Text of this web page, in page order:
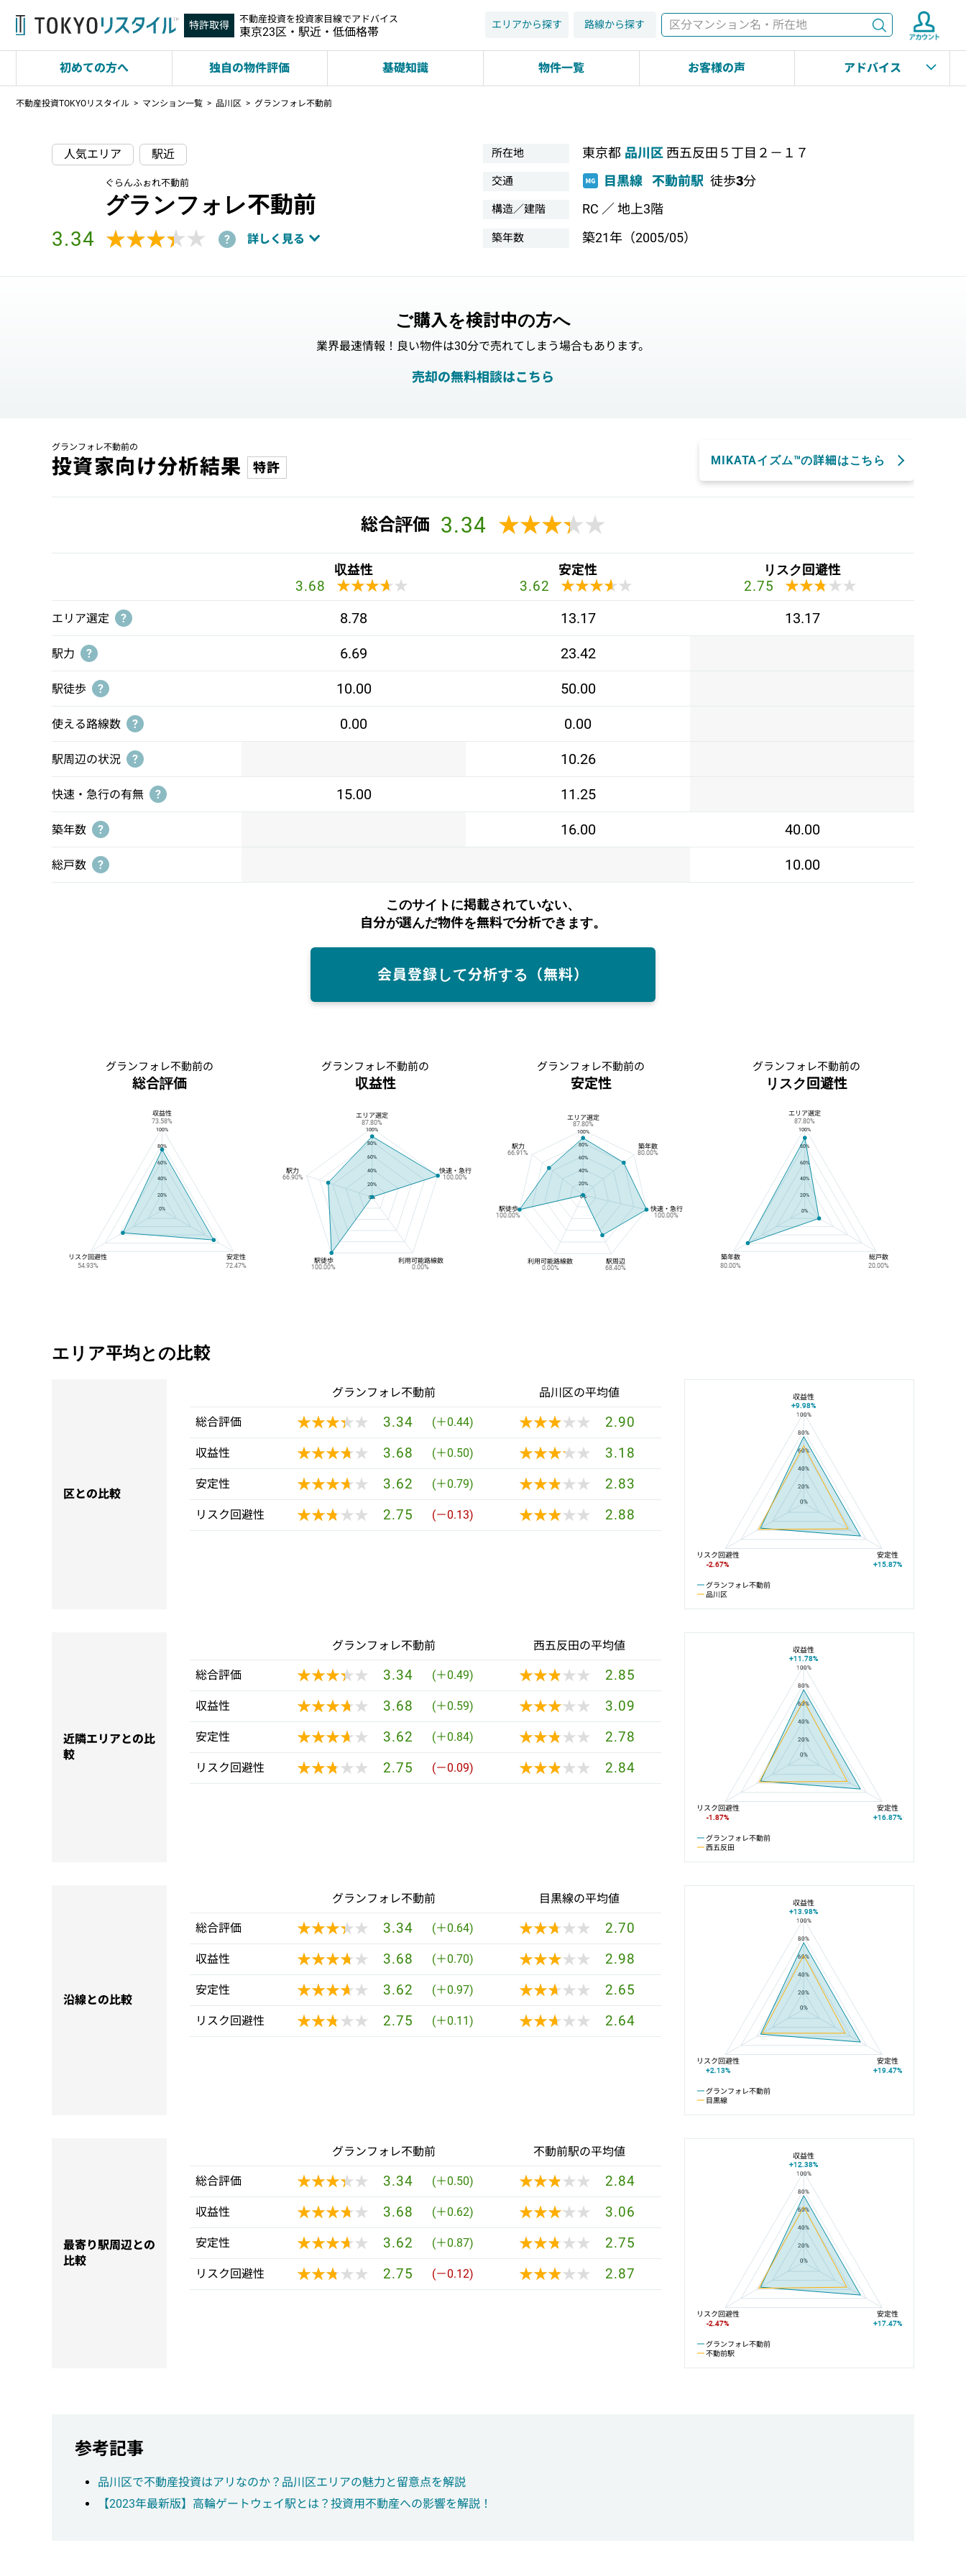
特許取得 不動産投資を投資家目線でアドバイス
東京23区・駅近・低価格帯
検索
エリアから探す 路線から探す
初めての方へ 独自の物件評価 基礎知識 物件一覧 お客様の声 アドバイス
不動産投資TOKYOリスタイル マンション一覧 品川区 グランフォレ不動前
人気エリア 駅近
ぐらんふぉれ不動前
グランフォレ不動前
3.34 ★★★★★
★★★★★ ? 詳しく見る
所在地 東京都 品川区 西五反田５丁目２－１７
交通 目黒線 不動前駅 徒歩3分
構造／建階 RC ／ 地上3階
築年数 築21年（2005/05）
ご購入を検討中の方へ
業界最速情報！良い物件は30分で売れてしまう場合もあります。
売却の無料相談はこちら
グランフォレ不動前の
投資家向け分析結果 特許 MIKATAイズム™の詳細はこちら
総合評価 3.34 ★★★★★
★★★★★
収益性
3.68 ★★★★★
★★★★★
安定性
3.62 ★★★★★
★★★★★
リスク回避性
2.75 ★★★★★
★★★★★
エリア選定 ? 8.78 13.17 13.17
駅力 ? 6.69 23.42
駅徒歩 ? 10.00 50.00
使える路線数 ? 0.00 0.00
駅周辺の状況 ? 10.26
快速・急行の有無 ? 15.00 11.25
築年数 ? 16.00 40.00
総戸数 ? 10.00
このサイトに掲載されていない、
自分が選んだ物件を無料で分析できます。
会員登録して分析する（無料）
グランフォレ不動前の
総合評価
グランフォレ不動前の総合評価
100%
80%
60%
40%
20%
0%
収益性
73.58%
リスク回避性
54.93%
安定性
72.47%
グランフォレ不動前の
収益性
グランフォレ不動前の収益性
100%
80%
60%
40%
20%
0%
エリア選定
87.80%
駅力
66.90%
駅徒歩
100.00%
利用可能路線数
0.00%
快速・急行
100.00%
グランフォレ不動前の
安定性
100%
80%
60%
40%
20%
0%
エリア選定
87.80%
駅力
66.91%
駅徒歩
100.00%
利用可能路線数
0.00%
駅周辺
68.40%
快速・急行
100.00%
築年数
80.00%
グランフォレ不動前の
リスク回避性
グランフォレ不動前のリスク回避性
100%
80%
60%
40%
20%
0%
エリア選定
87.80%
築年数
80.00%
総戸数
20.00%
エリア平均との比較
区との比較
グランフォレ不動前 品川区の平均値
総合評価 ★★★★★
★★★★★ 3.34 (＋0.44) ★★★★★
★★★★★ 2.90
収益性 ★★★★★
★★★★★ 3.68 (＋0.50) ★★★★★
★★★★★ 3.18
安定性 ★★★★★
★★★★★ 3.62 (＋0.79) ★★★★★
★★★★★ 2.83
リスク回避性 ★★★★★
★★★★★ 2.75 (－0.13) ★★★★★
★★★★★ 2.88
グランフォレ不動前と品川区の平均値の総合評価の比較
100%
80%
60%
40%
20%
0%
グランフォレ不動前
品川区
収益性
+9.98%
リスク回避性
-2.67%
安定性
+15.87%
近隣エリアとの比
較
グランフォレ不動前 西五反田の平均値
総合評価 ★★★★★
★★★★★ 3.34 (＋0.49) ★★★★★
★★★★★ 2.85
収益性 ★★★★★
★★★★★ 3.68 (＋0.59) ★★★★★
★★★★★ 3.09
安定性 ★★★★★
★★★★★ 3.62 (＋0.84) ★★★★★
★★★★★ 2.78
リスク回避性 ★★★★★
★★★★★ 2.75 (－0.09) ★★★★★
★★★★★ 2.84
グランフォレ不動前と西五反田の平均値の総合評価の比較
100%
80%
60%
40%
20%
0%
グランフォレ不動前
西五反田
収益性
+11.78%
リスク回避性
-1.87%
安定性
+16.87%
沿線との比較
グランフォレ不動前 目黒線の平均値
総合評価 ★★★★★
★★★★★ 3.34 (＋0.64) ★★★★★
★★★★★ 2.70
収益性 ★★★★★
★★★★★ 3.68 (＋0.70) ★★★★★
★★★★★ 2.98
安定性 ★★★★★
★★★★★ 3.62 (＋0.97) ★★★★★
★★★★★ 2.65
リスク回避性 ★★★★★
★★★★★ 2.75 (＋0.11) ★★★★★
★★★★★ 2.64
グランフォレ不動前と目黒線の平均値の総合評価の比較
100%
80%
60%
40%
20%
0%
グランフォレ不動前
目黒線
収益性
+13.98%
リスク回避性
+2.13%
安定性
+19.47%
最寄り駅周辺との
比較
グランフォレ不動前 不動前駅の平均値
総合評価 ★★★★★
★★★★★ 3.34 (＋0.50) ★★★★★
★★★★★ 2.84
収益性 ★★★★★
★★★★★ 3.68 (＋0.62) ★★★★★
★★★★★ 3.06
安定性 ★★★★★
★★★★★ 3.62 (＋0.87) ★★★★★
★★★★★ 2.75
リスク回避性 ★★★★★
★★★★★ 2.75 (－0.12) ★★★★★
★★★★★ 2.87
グランフォレ不動前と不動前駅の平均値の総合評価の比較
100%
80%
60%
40%
20%
0%
グランフォレ不動前
不動前駅
収益性
+12.38%
リスク回避性
-2.47%
安定性
+17.47%
参考記事
品川区で不動産投資はアリなのか？品川区エリアの魅力と留意点を解説
【2023年最新版】高輪ゲートウェイ駅とは？投資用不動産への影響を解説！